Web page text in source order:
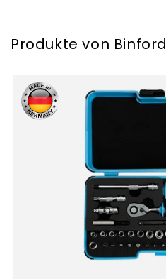
Produkte von Binford